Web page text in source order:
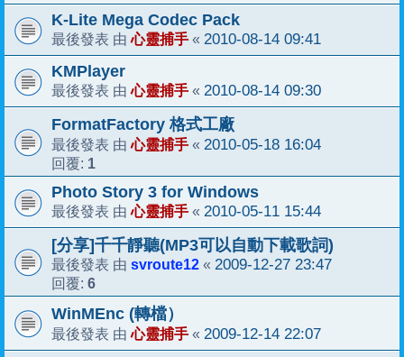
K-Lite Mega Codec Pack
最後發表 由心靈捕手 « 2010-08-14 09:41
KMPlayer
最後發表 由心靈捕手 « 2010-08-14 09:30
FormatFactory 格式工廠
最後發表 由心靈捕手 « 2010-05-18 16:04
回覆: 1
Photo Story 3 for Windows
最後發表 由心靈捕手 « 2010-05-11 15:44
[分享]千千靜聽(MP3可以自動下載歌詞)
最後發表 由 svroute12 « 2009-12-27 23:47
回覆: 6
WinMEnc (轉檔）
最後發表 由心靈捕手 « 2009-12-14 22:07